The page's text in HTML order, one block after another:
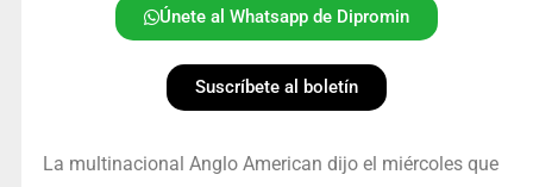
Únete al Whatsapp de Dipromin
Suscríbete al boletín
La multinacional Anglo American dijo el miércoles que